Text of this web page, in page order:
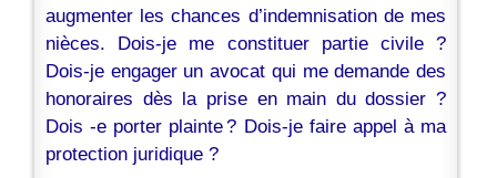
augmenter les chances d’indemnisation de mes
nièces. Dois-je me constituer partie civile ?
Dois-je engager un avocat qui me demande des
honoraires dès la prise en main du dossier ?
Dois -e porter plainte ? Dois-je faire appel à ma
protection juridique ?